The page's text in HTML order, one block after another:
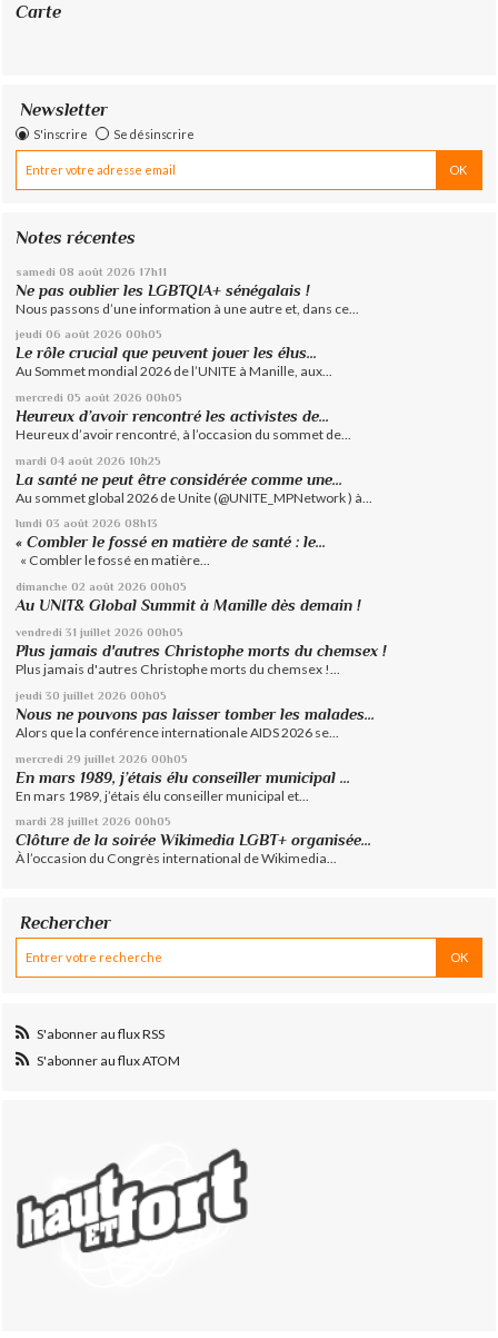
Carte
Newsletter
S'inscrire Se désinscrire
Notes récentes
samedi 08 août 2026 17h11
Ne pas oublier les LGBTQIA+ sénégalais !
Nous passons d’une information à une autre et, dans ce...
jeudi 06 août 2026 00h05
Le rôle crucial que peuvent jouer les élus...
Au Sommet mondial 2026 de l’UNITE à Manille, aux...
mercredi 05 août 2026 00h05
Heureux d’avoir rencontré les activistes de...
Heureux d’avoir rencontré, à l’occasion du sommet de...
mardi 04 août 2026 10h25
La santé ne peut être considérée comme une...
Au sommet global 2026 de Unite (@UNITE_MPNetwork ) à...
lundi 03 août 2026 08h13
« Combler le fossé en matière de santé : le...
« Combler le fossé en matière...
dimanche 02 août 2026 00h05
Au UNIT& Global Summit à Manille dès demain !
vendredi 31 juillet 2026 00h05
Plus jamais d'autres Christophe morts du chemsex !
Plus jamais d'autres Christophe morts du chemsex !...
jeudi 30 juillet 2026 00h05
Nous ne pouvons pas laisser tomber les malades...
Alors que la conférence internationale AIDS 2026 se...
mercredi 29 juillet 2026 00h05
En mars 1989, j’étais élu conseiller municipal ...
En mars 1989, j’étais élu conseiller municipal et...
mardi 28 juillet 2026 00h05
Clôture de la soirée Wikimedia LGBT+ organisée...
À l’occasion du Congrès international de Wikimedia...
Rechercher
S'abonner au flux RSS
S'abonner au flux ATOM